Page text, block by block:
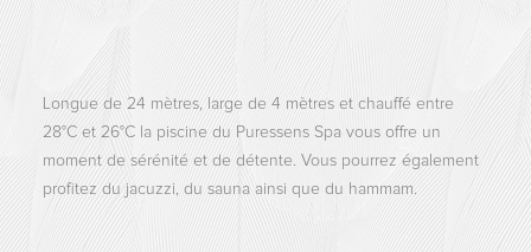
Longue de 24 mètres, large de 4 mètres et chauffé entre
28°C et 26°C la piscine du Puressens Spa vous offre un
moment de sérénité et de détente. Vous pourrez également
profitez du jacuzzi, du sauna ainsi que du hammam.